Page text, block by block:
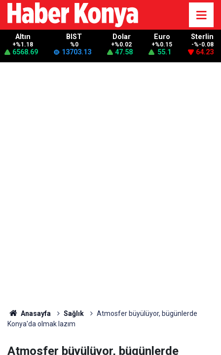
Altın
+%1.18
6568.69
BIST
%0
13703.13
Dolar
+%0.02
47.58
Euro
+%0.15
55.1
Sterlin
-%-0.08
64.23
Anasayfa Sağlık
Atmosfer büyülüyor, bügünlerde
Konya'da olmak lazım
Atmosfer büyülüyor, bügünlerde